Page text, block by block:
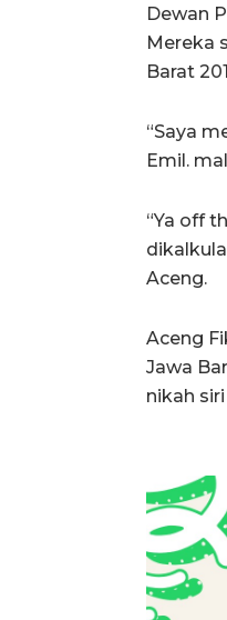
Dewan
Mereka
Barat
“Saya
Emil.
“Ya off
Aceng.
Aceng
Jawa
nikah